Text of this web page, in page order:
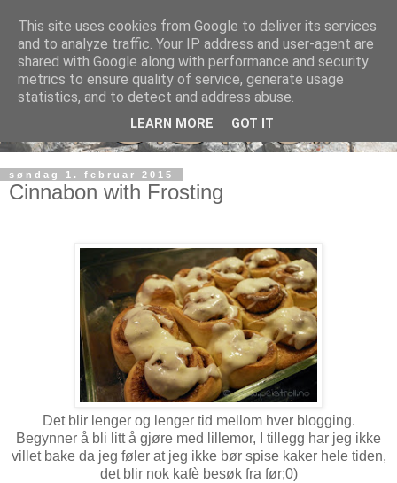
søndag 1. februar 2015
Cinnabon with Frosting
Det blir lenger og lenger tid mellom hver blogging.
Begynner å bli litt å gjøre med lillemor, I tillegg har jeg ikke
villet bake da jeg føler at jeg ikke bør spise kaker hele tiden,
det blir nok kafè besøk fra før;0)
This site uses cookies from Google to deliver its services
and to analyze traffic. Your IP address and user-agent are
shared with Google along with performance and security
metrics to ensure quality of service, generate usage
statistics, and to detect and address abuse.
LEARN MORE GOT IT